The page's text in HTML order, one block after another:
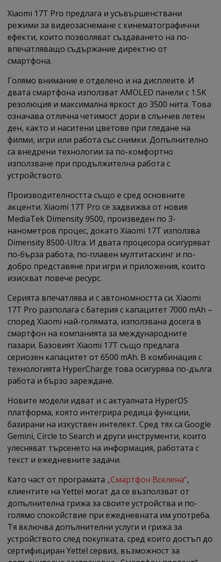
Xiaomi 17T Pro предлага и усъвършенствани
режими за видеозаснемане с кинематографични
ефекти, които позволяват създаването на по-
впечатляващо съдържание директно от
смартфона.
Голямо внимание е отделено и на дисплеите. И
двата смартфона използват AMOLED панели с 1.5K
резолюция и максимална яркост до 3500 нита. Това
означава отлична четимост дори в слънчев летен
ден, както и наситени цветове при гледане на
филми, игри или работа със снимки. Допълнително
са внедрени технологии за по-комфортно
използване при продължителна работа с
устройството.
Производителността също е сред основните
акценти. Xiaomi 17T Pro се задвижва от новия
MediaTek Dimensity 9500, произведен по 3-
нанометров процес, докато Xiaomi 17T използва
Dimensity 8500-Ultra. И двата процесора осигуряват
по-бърза работа, по-плавен мултитаскинг и по-
добро представяне при игри и приложения, които
изискват повече ресурс.
Серията впечатлява и с автономността си. Xiaomi
17T Pro разполага с батерия с капацитет 7000 mAh –
според Xiaomi най-голямата, използвана досега в
смартфон на компанията за международните
пазари. Базовият Xiaomi 17T също предлага
сериозен капацитет от 6500 mAh. В комбинация с
технологията HyperCharge това осигурява по-дълга
работа и бързо зареждане.
Новите модели идват и с актуалната HyperOS
платформа, която интегрира редица функции,
базирани на изкуствен интелект. Сред тях са Google
Gemini, Circle to Search и други инструменти, които
улесняват търсенето на информация, работата с
текст и ежедневните задачи.
Като част от програмата „Смартфон Вселена“,
клиентите на Yettel могат да се възползват от
допълнителна грижа за своите устройства и по-
голямо спокойствие при ежедневната им употреба.
Тя включва допълнителни услуги и грижа за
устройството след покупката, сред които достъп до
сертифициран Yettel сервиз, възможност за